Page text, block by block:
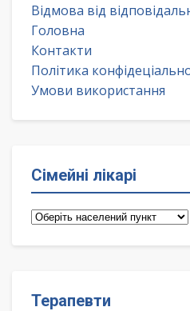
Відмова від
Головна
Контакти
Політика
Умови використання
Сімейні лікарі
Сімейні
Терапевти